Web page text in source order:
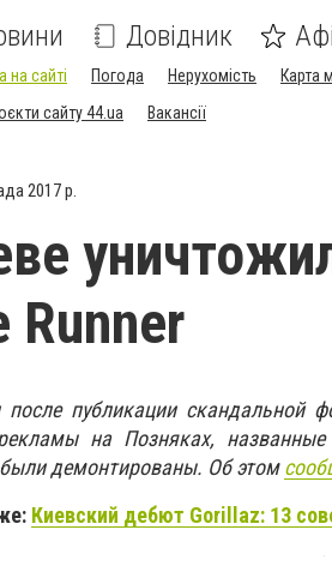
Довідник
на сайті Погода Нерухомість Карта
сайту 44.ua
Вакансії
2017 р.
Runner
после публикации
на Позняках,
были демонтированы. Об этом
Киевский дебют Gorillaz: 13